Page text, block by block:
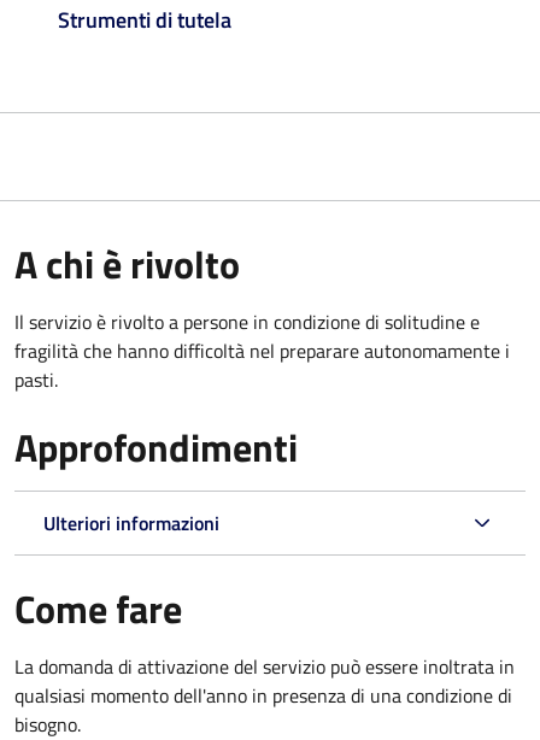
Strumenti di tutela
A chi è rivolto
Il servizio è rivolto a persone in condizione di solitudine e
fragilità che hanno difficoltà nel preparare autonomamente i
pasti.
Approfondimenti
Ulteriori informazioni
Come fare
La domanda di attivazione del servizio può essere inoltrata in
qualsiasi momento dell'anno in presenza di una condizione di
bisogno.